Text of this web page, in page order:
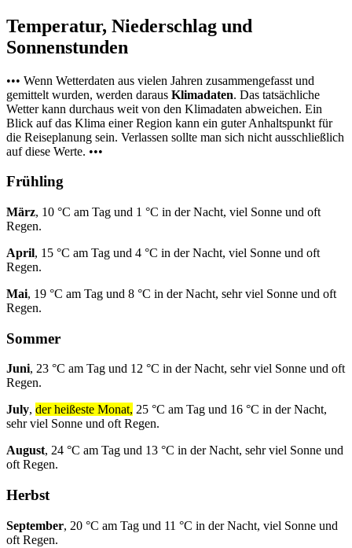
Temperatur, Niederschlag und
Sonnenstunden
••• Wenn Wetterdaten aus vielen Jahren zusammengefasst und
gemittelt wurden, werden daraus Klimadaten. Das tatsächliche
Wetter kann durchaus weit von den Klimadaten abweichen. Ein
Blick auf das Klima einer Region kann ein guter Anhaltspunkt für
die Reiseplanung sein. Verlassen sollte man sich nicht ausschließlich
auf diese Werte. •••
Frühling
März, 10 °C am Tag und 1 °C in der Nacht, viel Sonne und oft
Regen.
April, 15 °C am Tag und 4 °C in der Nacht, viel Sonne und oft
Regen.
Mai, 19 °C am Tag und 8 °C in der Nacht, sehr viel Sonne und oft
Regen.
Sommer
Juni, 23 °C am Tag und 12 °C in der Nacht, sehr viel Sonne und oft
Regen.
July, der heißeste Monat, 25 °C am Tag und 16 °C in der Nacht,
sehr viel Sonne und oft Regen.
August, 24 °C am Tag und 13 °C in der Nacht, sehr viel Sonne und
oft Regen.
Herbst
September, 20 °C am Tag und 11 °C in der Nacht, viel Sonne und
oft Regen.